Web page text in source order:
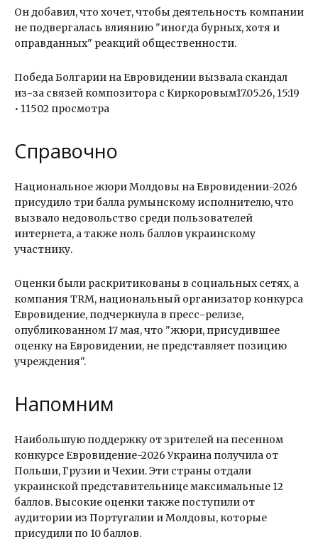
Он добавил, что хочет, чтобы деятельность компании
не подвергалась влиянию "иногда бурных, хотя и
оправданных" реакций общественности.
Победа Болгарии на Евровидении вызвала скандал
из-за связей композитора с Киркоровым17.05.26, 15:19
• 11502 просмотра
Справочно
Национальное жюри Молдовы на Евровидении-2026
присудило три балла румынскому исполнителю, что
вызвало недовольство среди пользователей
интернета, а также ноль баллов украинскому
участнику.
Оценки были раскритикованы в социальных сетях, а
компания TRM, национальный организатор конкурса
Евровидение, подчеркнула в пресс-релизе,
опубликованном 17 мая, что "жюри, присудившее
оценку на Евровидении, не представляет позицию
учреждения".
Напомним
Наибольшую поддержку от зрителей на песенном
конкурсе Евровидение-2026 Украина получила от
Польши, Грузии и Чехии. Эти страны отдали
украинской представительнице максимальные 12
баллов. Высокие оценки также поступили от
аудитории из Португалии и Молдовы, которые
присудили по 10 баллов.